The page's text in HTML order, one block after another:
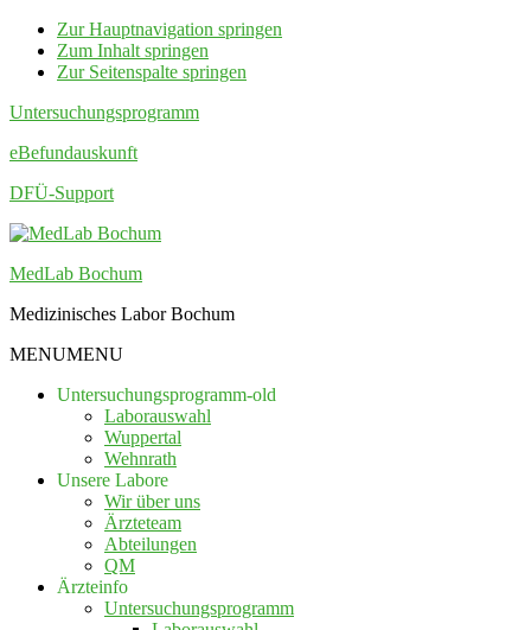
Zur Hauptnavigation springen
Zum Inhalt springen
Zur Seitenspalte springen
Untersuchungsprogramm
eBefundauskunft
DFÜ-Support
MedLab Bochum
Medizinisches Labor Bochum
MENUMENU
Untersuchungsprogramm-old
Laborauswahl
Wuppertal
Wehnrath
Unsere Labore
Wir über uns
Ärzteteam
Abteilungen
QM
Ärzteinfo
Untersuchungsprogramm